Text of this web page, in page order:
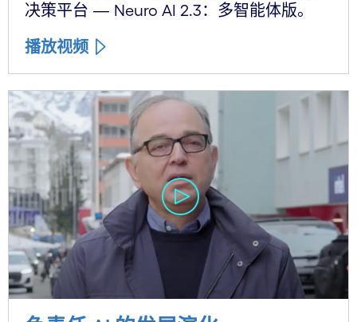
决策平台 — Neuro AI 2.3：多智能体版。
播放视频